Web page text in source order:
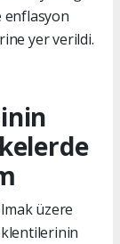
enflasyon
yer verildi.
üzere